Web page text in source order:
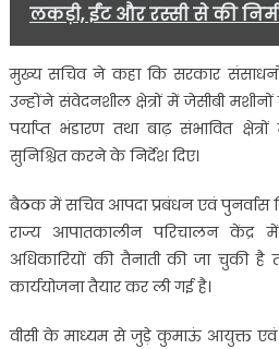
लकड़ी, ईंट और रस्सी से की
मुख्य सचिव ने कहा कि सरकार
उन्होंने संवेदनशील क्षेत्रों में जेसीबी मशीनों
पर्याप्त भंडारण तथा बाढ़ संभावित
सुनिश्चित करने के निर्देश दिए।
बैठक में सचिव आपदा प्रबंधन एवं पुनर्वास
राज्य आपातकालीन परिचालन केंद्र
अधिकारियों की तैनाती की जा चुकी
कार्ययोजना तैयार कर ली गई है।
वीसी के माध्यम से जुड़े कुमाऊं आयुक्त एवं